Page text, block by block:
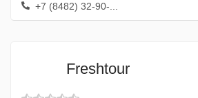
+7 (8482) 32-90-...
Freshtour